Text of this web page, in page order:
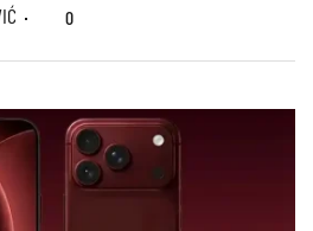
0